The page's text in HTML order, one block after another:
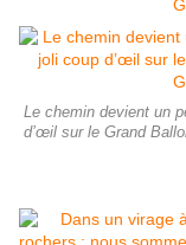
Le chemin devient un
d’œil sur le Grand